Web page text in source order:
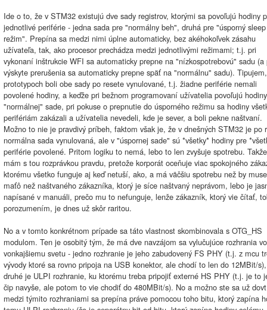
Ide o to, že v STM32 existujú dve sady registrov, ktorými sa povoľujú hodiny
jednotlivé periférie - jedna sada pre "normálny beh", druhá pre "úsporný sleep
režim". Prepína sa medzi nimi úplne automaticky, bez akéhokoľvek zásahu
užívateľa, tak, ako procesor prechádza medzi jednotlivými režimami; t.j. pri
vykonaní inštrukcie WFI sa automaticky prepne na "nízkospotrebovú" sadu (a
výskyte prerušenia sa automaticky prepne späť na "normálnu" sadu).
prototypoch boli obe sady po resete vynulované, t.j. žiadne periférie nemali
povolené hodiny, a keďže pri bežnom programovaní užívatelia povoľujú
"normálnej" sade, pri pokuse o prepnutie do úsporného režimu sa hodiny
perifériám zakázali a užívatelia nevedeli, kde je sever, a boli pekne naštvaní.
Možno to nie je pravdivý príbeh, faktom však je, že v dnešných STM32 je po
normálna sada vynulovaná, ale v "úspornej sade" sú *všetky* hodiny pre
periférie povolené. Pritom logiku to nemá, lebo to len zvyšuje spotrebu.
mám s tou rozprávkou pravdu, pretože korporát oceňuje viac spokojného
ktorému všetko funguje aj keď netuší, ako, a má väčšiu spotrebu než by
maťô než naštvaného zákazníka, ktorý je síce naštvaný neprávom, lebo je
napísané v manuáli, prečo mu to nefunguje, lenže zákazník, ktorý vie čítať,
porozumením, je dnes už skôr raritou.
No a v tomto konkrétnom prípade sa táto vlastnost skombinovala s OTG_HS
modulom. Ten je osobitý tým, že má dve navzájom sa vylučujúce rozhrania
vonkajšiemu svetu - jedno rozhranie je jeho zabudovený FS PHY (t.j. z mcu
vývody ktoré sa rovno pripoja na USB konektor, ale chodí to len do 12MBit/s),
druhé je ULPI rozhranie, ku ktorému treba pripojiť externé HS PHY (t.j. je to
čip navyše, ale potom to vie chodiť do 480MBit/s). No a možno ste sa už
medzi týmito rozhraniami sa prepína práve pomocou toho bitu, ktorý zapína